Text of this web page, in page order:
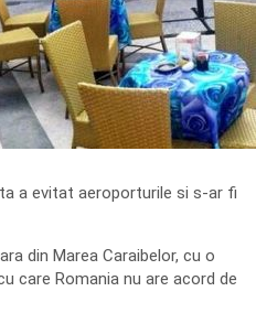
a evitat aeroporturile si s-ar fi
din Marea Caraibelor, cu o
care Romania nu are acord de